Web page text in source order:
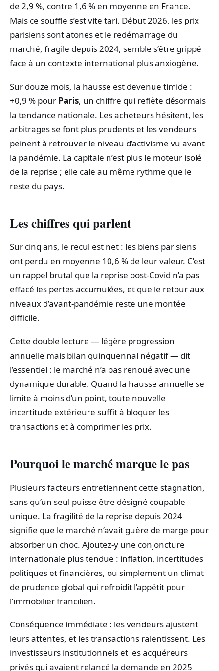
de 2,9 %, contre 1,6 % en moyenne en France.
Mais ce souffle s’est vite tari. Début 2026, les prix
parisiens sont atones et le redémarrage du
marché, fragile depuis 2024, semble s’être grippé
face à un contexte international plus anxiogène.
Sur douze mois, la hausse est devenue timide :
+0,9 % pour Paris, un chiffre qui reflète désormais
la tendance nationale. Les acheteurs hésitent, les
arbitrages se font plus prudents et les vendeurs
peinent à retrouver le niveau d’activisme vu avant
la pandémie. La capitale n’est plus le moteur isolé
de la reprise ; elle cale au même rythme que le
reste du pays.
Les chiffres qui parlent
Sur cinq ans, le recul est net : les biens parisiens
ont perdu en moyenne 10,6 % de leur valeur. C’est
un rappel brutal que la reprise post-Covid n’a pas
effacé les pertes accumulées, et que le retour aux
niveaux d’avant-pandémie reste une montée
difficile.
Cette double lecture — légère progression
annuelle mais bilan quinquennal négatif — dit
l’essentiel : le marché n’a pas renoué avec une
dynamique durable. Quand la hausse annuelle se
limite à moins d’un point, toute nouvelle
incertitude extérieure suffit à bloquer les
transactions et à comprimer les prix.
Pourquoi le marché marque le pas
Plusieurs facteurs entretiennent cette stagnation,
sans qu’un seul puisse être désigné coupable
unique. La fragilité de la reprise depuis 2024
signifie que le marché n’avait guère de marge pour
absorber un choc. Ajoutez-y une conjoncture
internationale plus tendue : inflation, incertitudes
politiques et financières, ou simplement un climat
de prudence global qui refroidit l’appétit pour
l’immobilier francilien.
Conséquence immédiate : les vendeurs ajustent
leurs attentes, et les transactions ralentissent. Les
investisseurs institutionnels et les acquéreurs
privés qui avaient relancé la demande en 2025